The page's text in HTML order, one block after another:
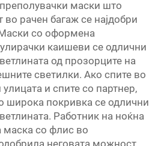
маски што
во рачен багаж се најдобри
со оформена
каишеви се одлични
од прозорците на
светилки. Ако спите во
и спите со партнер,
широка покривка се одлични
Работник на ноќна
маска со флис во
неговата можност